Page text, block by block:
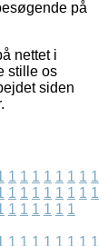
på
nettet i
stille os
siden
1 1 1 1 1 1 1 1
1 1 1 1 1 1 1 1
1 1 1 1 1 1
1 1 1 1 1 1 1 1